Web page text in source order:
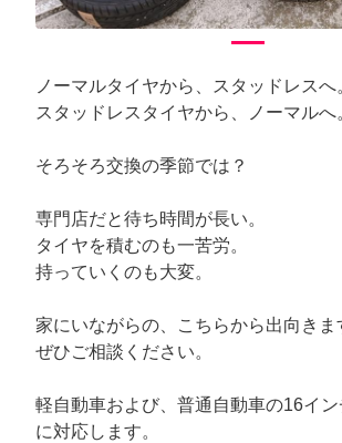
ノーマルタイヤから、スタッドレスへ
スタッドレスタイヤから、ノーマルへ
そろそろ交換の季節では？
専門店だと待ち時間が長い。
タイヤを積むのも一苦労。
持っていくのも大変。
家にいながらの、こちらから出向きま
ぜひご相談ください。
軽自動車および、普通自動車の16イ
に対応します。